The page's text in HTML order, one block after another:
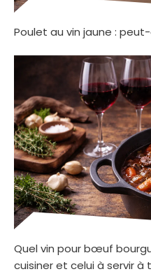
Poulet au vin jaune :
Quel vin pour bœuf
cuisiner et celui à servir à